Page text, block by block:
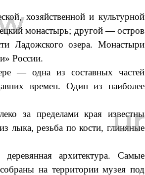
хозяйственной и культурной
монастырь; другой — остров
Ладожского озера. Монастыри
России.
— одна из составных частей
времен. Один из наиболее
за пределами края известны
лыка, резьба по кости, глиняные
архитектура. Самые
на территории музея под